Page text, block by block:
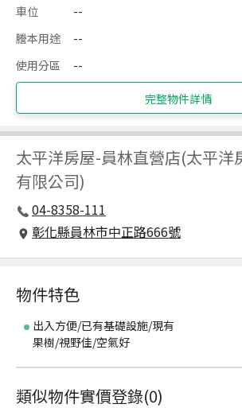
車位
--
謄本用途
--
使用分區
--
完整物件詳情
太平洋房屋-員林直營店(太平洋
有限公司)
04-8358-111
彰化縣員林市中正路666號
物件特色
出入方便/已有基礎設施/現有
果樹/視野佳/空氣好
類似物件實價登錄(0)